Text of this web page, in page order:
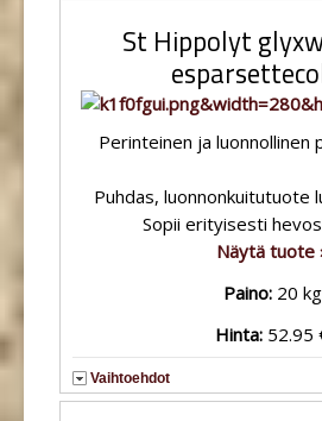
St Hippolyt
Perinteinen ja luonnollinen
Puhdas, luonnonkuitutuote
Sopii erityisesti
Näytä tuote
Paino: 20 kg
Hinta: 52.95
Vaihtoehdot